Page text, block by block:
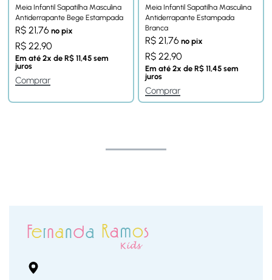
Meia Infantil Sapatilha Masculina
Antiderrapante Bege Estampada
R$ 21,76 no pix
R$ 22,90
Em até 2x de R$ 11,45 sem
juros
Comprar
Meia Infantil Sapatilha Masculina
Antiderrapante Estampada
Branca
R$ 21,76 no pix
R$ 22,90
Em até 2x de R$ 11,45 sem
juros
Comprar